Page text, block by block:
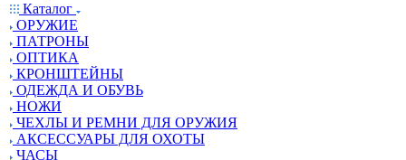
Каталог
ОРУЖИЕ
ПАТРОНЫ
ОПТИКА
КРОНШТЕЙНЫ
ОДЕЖДА И ОБУВЬ
НОЖИ
ЧЕХЛЫ И РЕМНИ ДЛЯ ОРУЖИЯ
АКСЕССУАРЫ ДЛЯ ОХОТЫ
ЧАСЫ